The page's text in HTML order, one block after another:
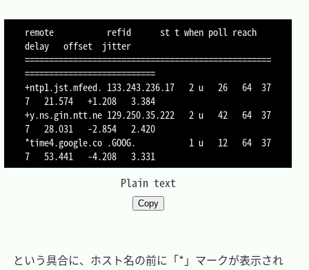
remote           refid      st t when poll reach
delay   offset  jitter
===================================================
===========================
+ntp1.jst.mfeed. 133.243.236.17   2 u   26   64  37
7   21.574   +1.208   3.384
+y.ns.gin.ntt.ne 129.250.35.222   2 u   42   64  37
7   28.031   -2.854   2.420
*time4.google.co .GOOG.           1 u   12   64  37
7   53.441   -4.208   3.331
Plain text
Copy
という具合に、ホスト名の前に「*」マークが表示され